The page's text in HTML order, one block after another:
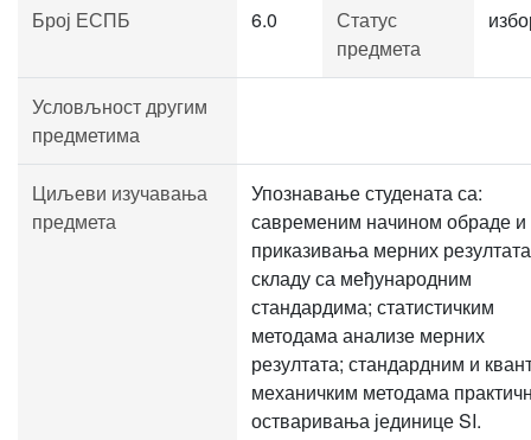
Број ЕСПБ 6.0
Статус
предмета
Условљност другим
предметима
Циљеви изучавања
предмета
Упознавање студената са:
савременим начином обраде и
приказивања мерних
складу са међународним
стандардима; статистичким
методама анализе мерних
резултата; стандардним и
механичким методама
остваривања јединице SI.